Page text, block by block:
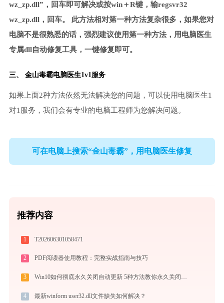
wz_zp.dll”，回车即可解决或按win＋R键，输regsvr32
wz_zp.dll，回车。 此方法相对第一种方法复杂很多，如果您对
电脑不是很熟悉的话，强烈建议使用第一种方法，用电脑医生
专属dll自动修复工具，一键修复即可。
三、 金山毒霸电脑医生1v1服务
如果上面2种方法依然无法解决您的问题，可以使用电脑医生1
对1服务，我们会有专业的电脑工程师为您解决问题。
可在电脑上搜索“金山毒霸”，用电脑医生修复
推荐内容
1 T202606301058471
2 PDF阅读器使用教程：完整实战指南与技巧
3 Win10如何彻底永久关闭自动更新 5种方法教你永久关闭win10自动更新
4 最新winform user32.dll文件缺失如何解决？